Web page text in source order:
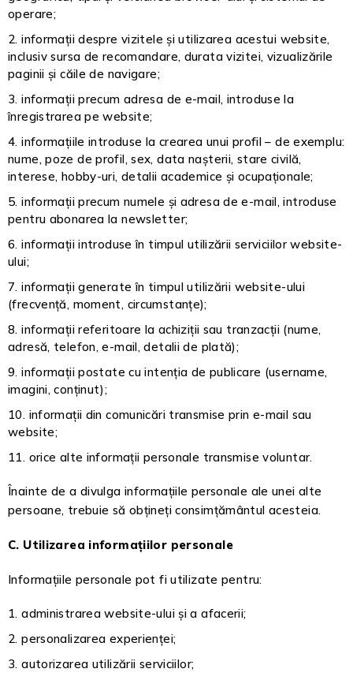
operare;
informații despre vizitele și utilizarea acestui website,
inclusiv sursa de recomandare, durata vizitei, vizualizările
paginii și căile de navigare;
informații precum adresa de e-mail, introduse la
înregistrarea pe website;
informațiile introduse la crearea unui profil – de exemplu:
nume, poze de profil, sex, data nașterii, stare civilă,
interese, hobby-uri, detalii academice și ocupaționale;
informații precum numele și adresa de e-mail, introduse
pentru abonarea la newsletter;
informații introduse în timpul utilizării serviciilor website-
ului;
informații generate în timpul utilizării website-ului
(frecvență, moment, circumstanțe);
informații referitoare la achiziții sau tranzacții (nume,
adresă, telefon, e-mail, detalii de plată);
informații postate cu intenția de publicare (username,
imagini, conținut);
informații din comunicări transmise prin e-mail sau
website;
orice alte informații personale transmise voluntar.
Înainte de a divulga informațiile personale ale unei alte
persoane, trebuie să obțineți consimțământul acesteia.
C. Utilizarea informațiilor personale
Informațiile personale pot fi utilizate pentru:
administrarea website-ului și a afacerii;
personalizarea experienței;
autorizarea utilizării serviciilor;